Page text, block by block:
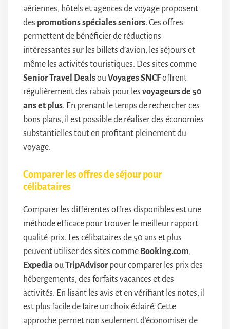
aériennes, hôtels et agences de voyage proposent
des promotions spéciales seniors. Ces offres
permettent de bénéficier de réductions
intéressantes sur les billets d’avion, les séjours et
même les activités touristiques. Des sites comme
Senior Travel DealsouVoyages SNCFoffrent
régulièrement des rabais pour les voyageurs de 50
ans et plus. En prenant le temps de rechercher ces
bons plans, il est possible de réaliser des économies
substantielles tout en profitant pleinement du
voyage.
Comparer les offres de séjour pour
célibataires
Comparer les différentes offres disponibles est une
méthode efficace pour trouver le meilleur rapport
qualité-prix. Les célibataires de 50 ans et plus
peuvent utiliser des sites comme Booking.com,
Expedia ouTripAdvisorpour comparer les prix des
hébergements, des forfaits vacances et des
activités. En lisant les avis et en vérifiant les notes, il
est plus facile de faire un choix éclairé. Cette
approche permet non seulement d’économiser de